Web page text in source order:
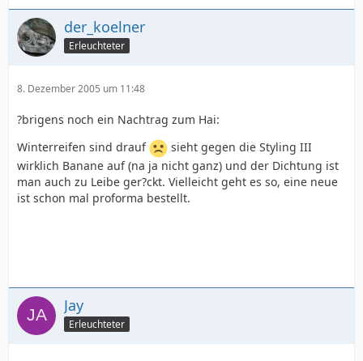
der_koelner
Erleuchteter
8. Dezember 2005 um 11:48
?brigens noch ein Nachtrag zum Hai:
Winterreifen sind drauf
sieht gegen die Styling III
wirklich Banane auf (na ja nicht ganz) und der Dichtung ist
man auch zu Leibe ger?ckt. Vielleicht geht es so, eine neue
ist schon mal proforma bestellt.
Jay
Erleuchteter